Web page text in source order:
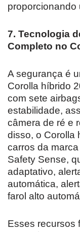
proporcionando
7. Tecnologia
Completo no
A segurança é
Corolla híbrido
com sete
estabilidade,
câmera de ré e
disso, o Corolla
carros da
Safety Sense,
adaptativo,
automática,
farol alto
Esses recursos